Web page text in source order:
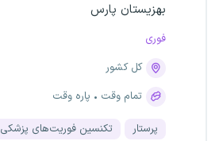
بهزیستان پارس
فوری
کل کشور
تمام وقت
پاره وقت
پرستار تکنسین فوریت‌های پزشکی